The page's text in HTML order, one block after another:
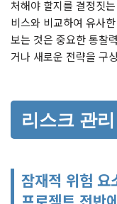
처해야 할지를 결정짓
비스와 비교하여 유사
보는 것은 중요한 통찰
거나 새로운 전략을 구
리스크 관
잠재적 위험 요